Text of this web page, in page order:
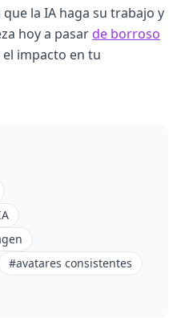
la IA haga su trabajo y
hoy a pasar de borroso
el impacto en tu
#avatares consistentes